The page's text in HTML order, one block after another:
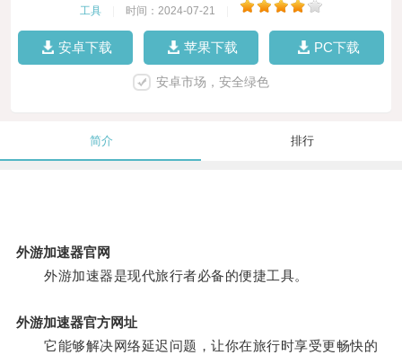
工具 时间：2024-07-21
安卓下载 苹果下载 PC下载
安卓市场，安全绿色
简介 排行
外游加速器官网
外游加速器是现代旅行者必备的便捷工具。
外游加速器官方网址
它能够解决网络延迟问题，让你在旅行时享受更畅快的